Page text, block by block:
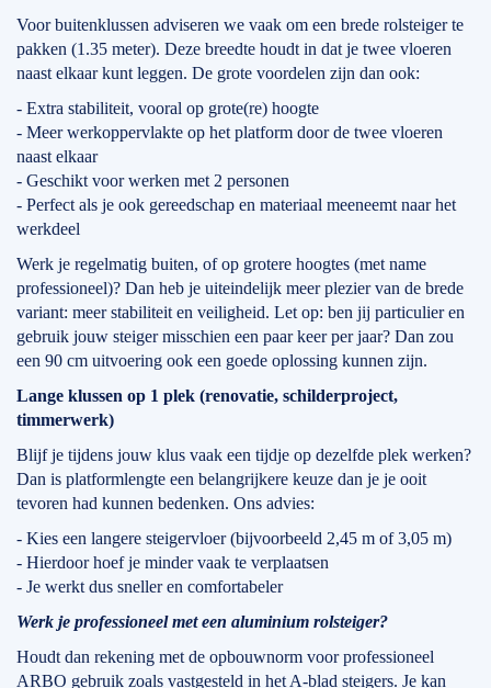
Voor buitenklussen adviseren we vaak om een brede rolsteiger te
pakken (1.35 meter). Deze breedte houdt in dat je twee vloeren
naast elkaar kunt leggen. De grote voordelen zijn dan ook:
- Extra stabiliteit, vooral op grote(re) hoogte
- Meer werkoppervlakte op het platform door de twee vloeren
naast elkaar
- Geschikt voor werken met 2 personen
- Perfect als je ook gereedschap en materiaal meeneemt naar het
werkdeel
Werk je regelmatig buiten, of op grotere hoogtes (met name
professioneel)? Dan heb je uiteindelijk meer plezier van de brede
variant: meer stabiliteit en veiligheid. Let op: ben jij particulier en
gebruik jouw steiger misschien een paar keer per jaar? Dan zou
een 90 cm uitvoering ook een goede oplossing kunnen zijn.
Lange klussen op 1 plek (renovatie, schilderproject,
timmerwerk)
Blijf je tijdens jouw klus vaak een tijdje op dezelfde plek werken?
Dan is platformlengte een belangrijkere keuze dan je je ooit
tevoren had kunnen bedenken. Ons advies:
- Kies een langere steigervloer (bijvoorbeeld 2,45 m of 3,05 m)
- Hierdoor hoef je minder vaak te verplaatsen
- Je werkt dus sneller en comfortabeler
Werk je professioneel met een aluminium rolsteiger?
Houdt dan rekening met de opbouwnorm voor professioneel
ARBO gebruik zoals vastgesteld in het A-blad steigers. Je kan